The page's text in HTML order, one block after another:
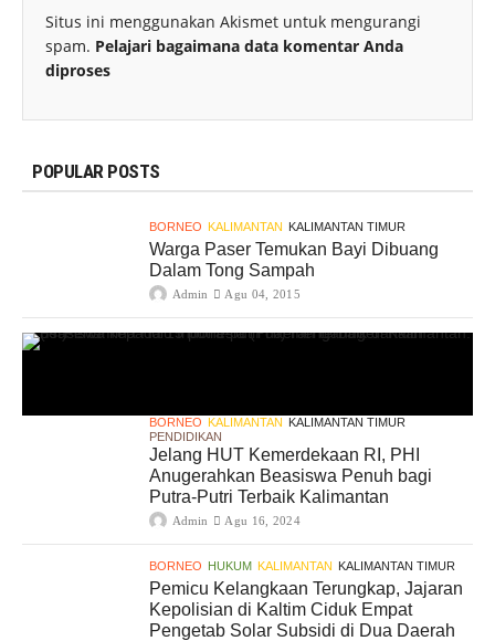
Situs ini menggunakan Akismet untuk mengurangi
spam. Pelajari bagaimana data komentar Anda
diproses
POPULAR POSTS
BORNEO KALIMANTAN KALIMANTAN TIMUR
Warga Paser Temukan Bayi Dibuang
Dalam Tong Sampah
Admin Agu 04, 2015
BORNEO KALIMANTAN KALIMANTAN TIMUR
PENDIDIKAN
Jelang HUT Kemerdekaan RI, PHI
Anugerahkan Beasiswa Penuh bagi
Putra-Putri Terbaik Kalimantan
Admin Agu 16, 2024
BORNEO HUKUM KALIMANTAN KALIMANTAN TIMUR
Pemicu Kelangkaan Terungkap, Jajaran
Kepolisian di Kaltim Ciduk Empat
Pengetab Solar Subsidi di Dua Daerah